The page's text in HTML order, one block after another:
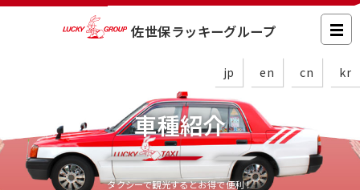
jp en cn kr
佐世保ラッキーグループ
車種紹介
タクシーで観光するとお得で便利！